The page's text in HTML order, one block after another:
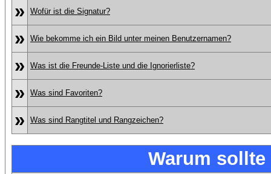
» Wofür ist die Signatur?
» Wie bekomme ich ein Bild unter meinen Benutzernamen?
» Was ist die Freunde-Liste und die Ignorierliste?
» Was sind Favoriten?
» Was sind Rangtitel und Rangzeichen?
Warum